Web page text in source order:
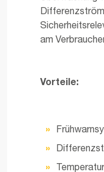
am
Vorteile: